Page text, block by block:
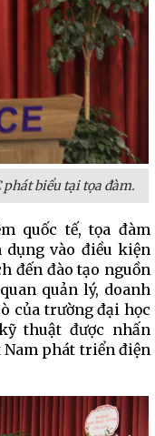
biểu tại tọa đàm.
quốc tế, tọa đàm
dụng vào điều kiện
đến đào tạo nguồn
quản lý, doanh
của trường đại học
thuật được nhấn
Nam phát triển điện